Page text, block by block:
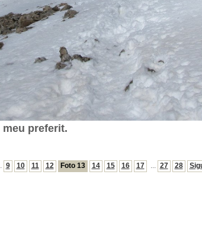
preferit.
9 10 11 12 Foto 13 14 15 16 17 ... 27 28